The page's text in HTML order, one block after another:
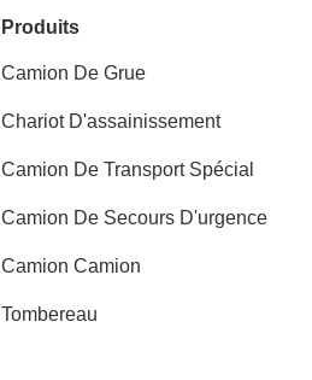
Produits
Camion De Grue
Chariot D'assainissement
Camion De Transport Spécial
Camion De Secours D'urgence
Camion Camion
Tombereau